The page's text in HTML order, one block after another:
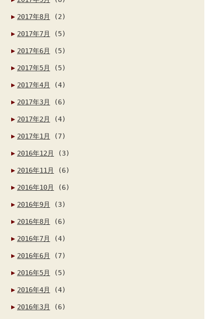
2017年8月 (2)
2017年7月 (5)
2017年6月 (5)
2017年5月 (5)
2017年4月 (4)
2017年3月 (6)
2017年2月 (4)
2017年1月 (7)
2016年12月 (3)
2016年11月 (6)
2016年10月 (6)
2016年9月 (3)
2016年8月 (6)
2016年7月 (4)
2016年6月 (7)
2016年5月 (5)
2016年4月 (4)
2016年3月 (6)